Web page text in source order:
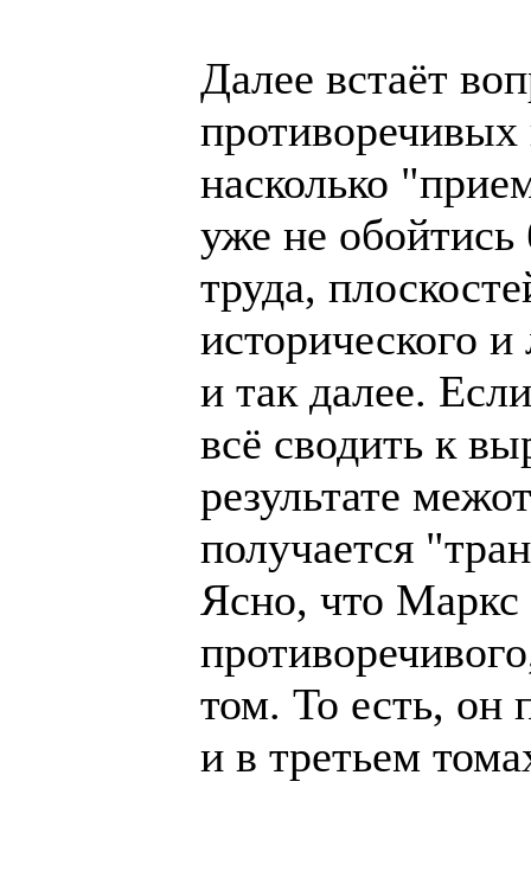
Далее встаёт
насколько
уже не обойтись
труда,
исторического и
и так далее.
всё сводить к
результате
получается
Ясно, что Маркс
том. То есть, он
и в третьем